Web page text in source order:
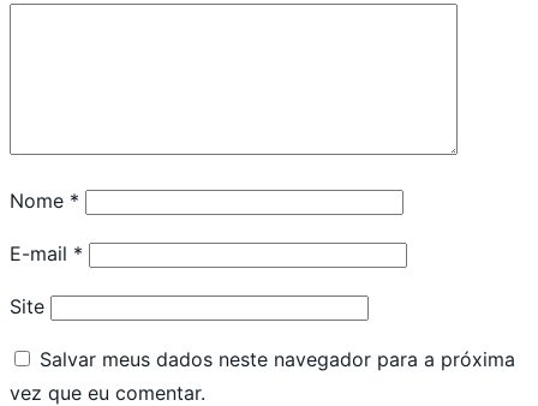
Nome *
E-mail *
Site
Salvar meus dados neste navegador para a próxima
vez que eu comentar.